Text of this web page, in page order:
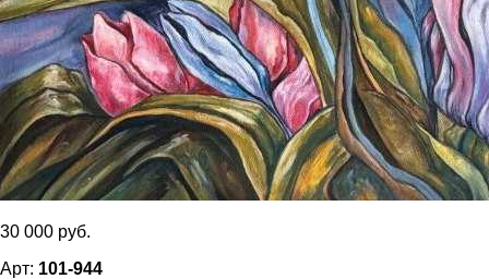
30 000 руб.
Арт: 101-944